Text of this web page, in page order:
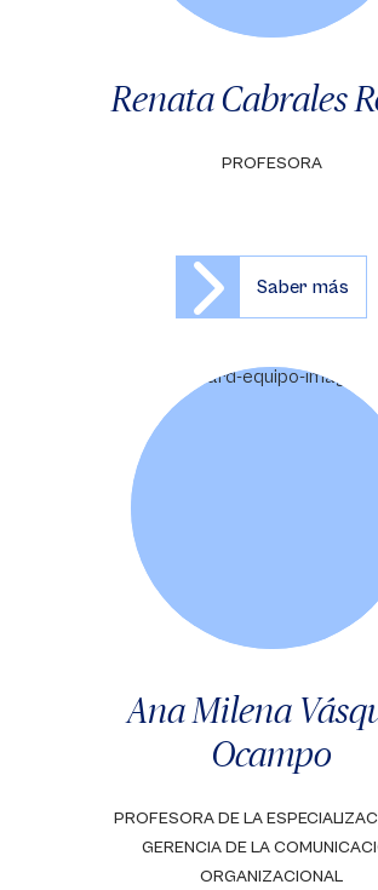
Renata Cabrales
PROFESORA
Saber más
Ana Milena
Ocampo
PROFESORA DE LA
GERENCIA DE LA
ORGANIZACIONAL